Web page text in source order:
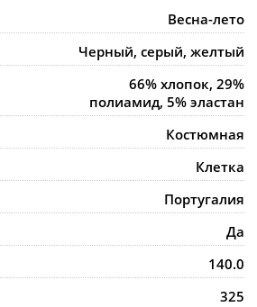
Весна-лето
Черный, серый, желтый
66% хлопок, 29%
полиамид, 5% эластан
Костюмная
Клетка
Португалия
Да
140.0
325